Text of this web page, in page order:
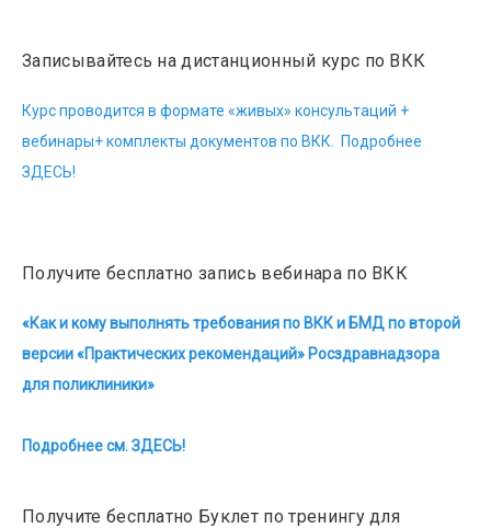
Записывайтесь на дистанционный курс по ВКК
Курс проводится в формате «живых» консультаций +
вебинары+ комплекты документов по ВКК. Подробнее
ЗДЕСЬ!
Получите бесплатно запись вебинара по ВКК
«Как и кому выполнять требования по ВКК и БМД по второй
версии «Практических рекомендаций» Росздравнадзора
для поликлиники»
Подробнее см. ЗДЕСЬ!
Получите бесплатно Буклет по тренингу для